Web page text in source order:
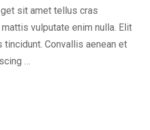
sit amet tellus cras
vulputate enim nulla. Elit
Convallis aenean et
…